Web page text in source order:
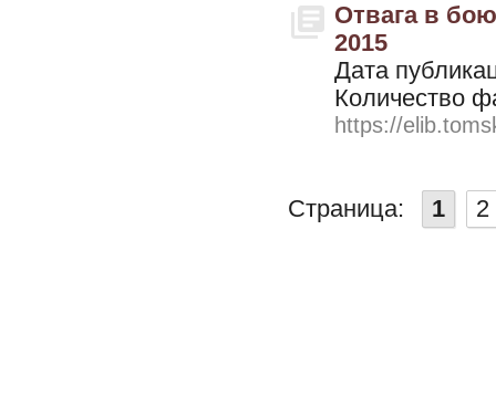
Отвага в
2015
Дата
Количество
https://
Страница: 1 2